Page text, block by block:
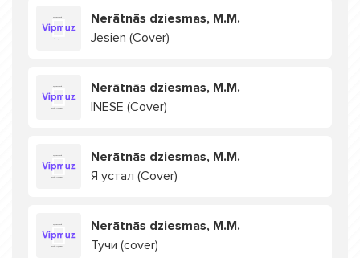
Nerātnās dziesmas, M.M.
Jesien (Cover)
Nerātnās dziesmas, M.M.
INESE (Cover)
Nerātnās dziesmas, M.M.
Я устал (Cover)
Nerātnās dziesmas, M.M.
Тучи (cover)